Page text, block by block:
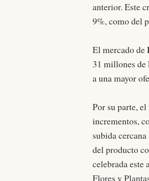
anterior. Este
9%, como del
El mercado de
31 millones
a una mayor
Por su parte,
incrementos,
subida
del producto
celebrada este
Flores y